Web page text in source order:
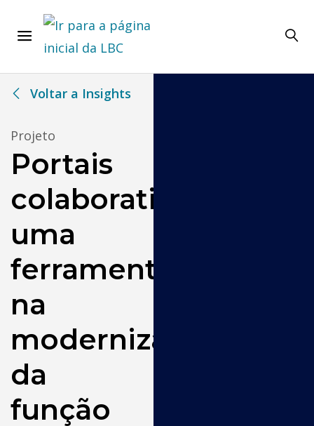
Voltar a Insights
Projeto
Portais
colaborativos:
uma
ferramenta
na
modernização
da
função